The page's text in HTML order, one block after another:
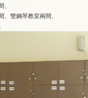
、
雙鋼琴教室兩間、